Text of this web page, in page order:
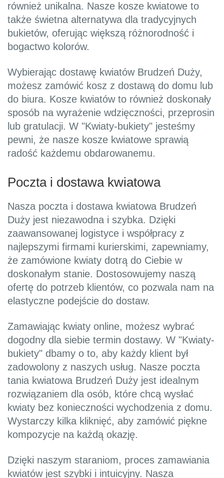
również unikalna. Nasze kosze kwiatowe to
także świetna alternatywa dla tradycyjnych
bukietów, oferując większą różnorodność i
bogactwo kolorów.
Wybierając dostawę kwiatów Brudzeń Duży,
możesz zamówić kosz z dostawą do domu lub
do biura. Kosze kwiatów to również doskonały
sposób na wyrażenie wdzięczności, przeprosin
lub gratulacji. W "Kwiaty-bukiety" jesteśmy
pewni, że nasze kosze kwiatowe sprawią
radość każdemu obdarowanemu.
Poczta i dostawa kwiatowa
Nasza poczta i dostawa kwiatowa Brudzeń
Duży jest niezawodna i szybka. Dzięki
zaawansowanej logistyce i współpracy z
najlepszymi firmami kurierskimi, zapewniamy,
że zamówione kwiaty dotrą do Ciebie w
doskonałym stanie. Dostosowujemy naszą
ofertę do potrzeb klientów, co pozwala nam na
elastyczne podejście do dostaw.
Zamawiając kwiaty online, możesz wybrać
dogodny dla siebie termin dostawy. W "Kwiaty-
bukiety" dbamy o to, aby każdy klient był
zadowolony z naszych usług. Nasze poczta
tania kwiatowa Brudzeń Duży jest idealnym
rozwiązaniem dla osób, które chcą wysłać
kwiaty bez konieczności wychodzenia z domu.
Wystarczy kilka kliknięć, aby zamówić piękne
kompozycje na każdą okazję.
Dzięki naszym staraniom, proces zamawiania
kwiatów jest szybki i intuicyjny. Nasza